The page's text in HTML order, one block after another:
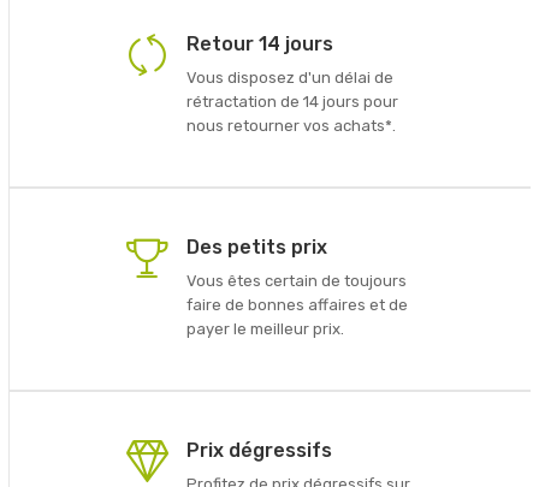
Retour 14 jours
Vous disposez d'un délai de
rétractation de 14 jours pour
nous retourner vos achats*.
Des petits prix
Vous êtes certain de toujours
faire de bonnes affaires et de
payer le meilleur prix.
Prix dégressifs